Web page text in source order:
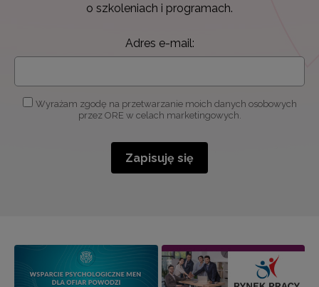
o szkoleniach i programach.
Adres e-mail:
Wyrażam zgodę na przetwarzanie moich danych osobowych
przez ORE w celach marketingowych.
Zapisuję się